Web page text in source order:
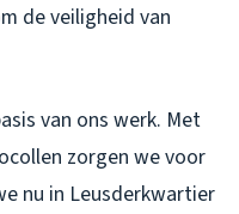
de veiligheid van
van ons werk. Met
zorgen we voor
nu in Leusderkwartier